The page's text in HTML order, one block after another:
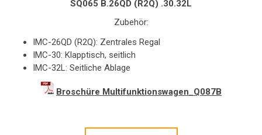
SQ065 B.26QD (R2Q) .30.32L
Zubehör:
IMC-26QD (R2Q): Zentrales Regal
IMC-30: Klapptisch, seitlich
IMC-32L: Seitliche Ablage
Broschüre Multifunktionswagen_Q087B